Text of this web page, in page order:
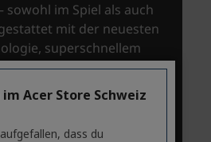
Acer Store Schweiz
dass du